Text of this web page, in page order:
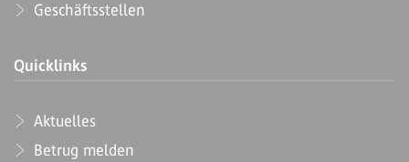
Geschäftsstellen
Quicklinks
Aktuelles
Betrug melden